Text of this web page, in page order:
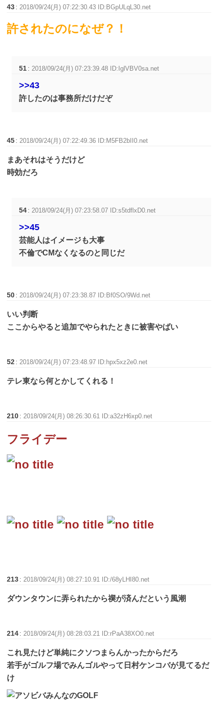
43 :2018/09/24(月) 07:22:30.43 ID:BGpULqL30.net
許されたのになぜ？！
51 :2018/09/24(月) 07:23:39.48 ID:IglVBV0sa.net
>>43
許したのは事務所だけだぞ
45 :2018/09/24(月) 07:22:49.36 ID:M5FB2bII0.net
まあそれはそうだけど
時効だろ
54 : 2018/09/24(月) 07:23:58.07 ID:s5tdflxD0.net
>>45
芸能人はイメージも大事
不倫でCMなくなるのと同じだ
50 : 2018/09/24(月) 07:23:38.87 ID:Bf0SO/9Wd.net
いい判断
ここからやると追加でやられたときに被害やばい
52 : 2018/09/24(月) 07:23:48.97 ID:hpx5xz2e0.net
テレ東なら何とかしてくれる！
210 : 2018/09/24(月) 08:26:30.61 ID:a32zH6xp0.net
フライデー
213 :2018/09/24(月) 08:27:10.91 ID:/68yLHI80.net
ダウンタウンに弄られたから禊が済んだという風潮
214 :2018/09/24(月) 08:28:03.21 ID:rPaA38XO0.net
これ見たけど単純にクソつまらんかったからだろ
若手がゴルフ場でみんゴルやって日村ケンコバが見てるだ
け